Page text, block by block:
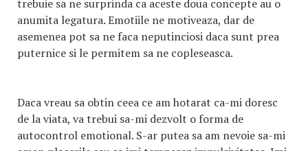
trebuie sa ne surprinda ca aceste doua concepte au o
anumita legatura. Emotiile ne motiveaza, dar de
asemenea pot sa ne faca neputinciosi daca sunt prea
puternice si le permitem sa ne copleseasca.
Daca vreau sa obtin ceea ce am hotarat ca-mi doresc
de la viata, va trebui sa-mi dezvolt o forma de
autocontrol emotional. S-ar putea sa am nevoie sa-mi